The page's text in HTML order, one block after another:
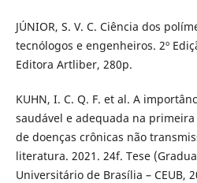
JÚNIOR, S. V. C. Ciência dos
tecnólogos e engenheiros. 2º
Editora Artliber, 280p.
KUHN, I. C. Q. F. et al. A
saudável e adequada na
de doenças crônicas não
literatura. 2021. 24f. Tese
Universitário de Brasília – CEUB,